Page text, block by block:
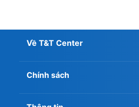
Về T&T Center
Chính sách